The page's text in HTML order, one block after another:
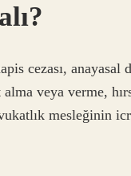
cezası, anayasal
veya verme,
mesleğinin